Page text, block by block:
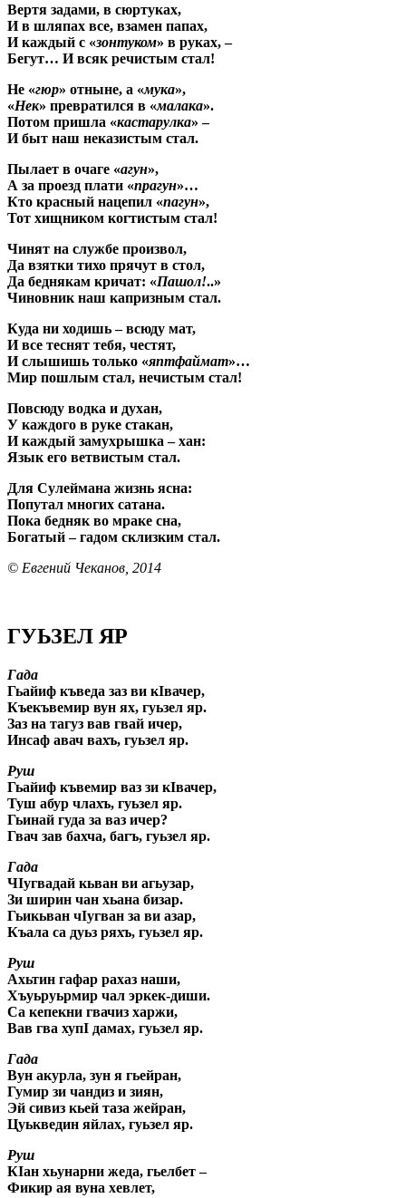
Вертя задами, в сюртуках,
И в шляпах все, взамен папах,
И каждый с «зонтуком» в руках, –
Бегут… И всяк речистым стал!
Не «гюр» отныне, а «мука»,
«Нек» превратился в «малака».
Потом пришла «кастарулка» –
И быт наш неказистым стал.
Пылает в очаге «агун»,
А за проезд плати «прагун»…
Кто красный нацепил «пагун»,
Тот хищником когтистым стал!
Чинят на службе произвол,
Да взятки тихо прячут в стол,
Да беднякам кричат: «Пашол!..»
Чиновник наш капризным стал.
Куда ни ходишь – всюду мат,
И все теснят тебя, честят,
И слышишь только «яптфаймат»…
Мир пошлым стал, нечистым стал!
Повсюду водка и духан,
У каждого в руке стакан,
И каждый замухрышка – хан:
Язык его ветвистым стал.
Для Сулеймана жизнь ясна:
Попутал многих сатана.
Пока бедняк во мраке сна,
Богатый – гадом склизким стал.
© Евгений Чеканов, 2014
ГУЬЗЕЛ ЯР
Гада
Гьайиф къведа заз ви кIвачер,
Къекъвемир вун ях, гуьзел яр.
Заз на тагуз вав гвай ичер,
Инсаф авач вахъ, гуьзел яр.
Руш
Гьайиф къвемир ваз зи кIвачер,
Туш абур члахъ, гуьзел яр.
Гьинай гуда за ваз ичер?
Гвач зав бахча, багъ, гуьзел яр.
Гада
ЧIугвадай кьван ви агьузар,
Зи ширин чан хьана бизар.
Гьикьван чIугван за ви азар,
Къала са дуьз ряхъ, гуьзел яр.
Руш
Ахьтин гафар рахаз наши,
Хъуьруьрмир чал эркек-диши.
Са кепекни гвачиз харжи,
Вав гва хупI дамах, гуьзел яр.
Гада
Вун акурла, зун я гьейран,
Гумир зи чандиз и зиян,
Эй сивиз кьей таза жейран,
Цуькведин яйлах, гуьзел яр.
Руш
КIан хьунарни жеда, гьелбет –
Фикир ая вуна хевлет,